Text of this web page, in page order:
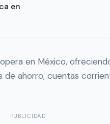
en
en México,
de ahorro, cuentas
PUBLICIDAD